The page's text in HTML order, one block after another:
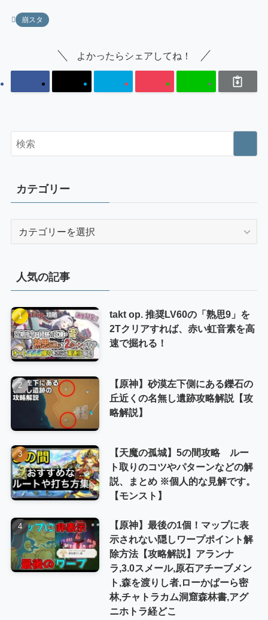
崩スタ
よかったらシェアしてね！
カテゴリー
ー
人気の記事
takt op. 推奨LV60の「熟思9」を
2Tクリアすれば、赤い虹音素を高
速で掘れる！
【原神】砂漠左下側にある鑠石の
丘近くの名無し遺跡攻略解説【攻
略解説】
【天魔の孤城】5の間攻略 ルー
ト取りのコツやパターンなどの解
説、まとめ ※個人的な見解です。
【モンスト】
【原神】最後の1個！マップに表
示されない隠しワープポイント解
除方法【攻略解説】アランナ
ラ,3.0スメール,原石アチーブメン
ト,森を渡りし者,ローかぱーら密
林,チャトラカム洞窟森林書,アグ
ニホトラ経どこ